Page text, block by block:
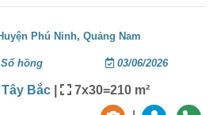
Phú Ninh,Quảng Nam
Sổ hồng 03/06/2026
Tây Bắc | 7x30=210 m²